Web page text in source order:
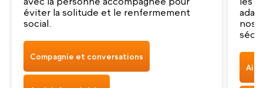
éviter la solitude et le renfermement
social.
Compagnie et conversations
nos